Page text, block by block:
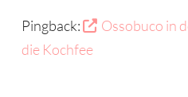
Pingback:
Ossobuco in
die Kochfee